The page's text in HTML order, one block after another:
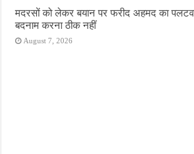
मदरसों को लेकर बयान पर फरीद अहमद का
बदनाम करना ठीक नहीं
August 7, 2026